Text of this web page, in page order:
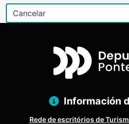
Información
Rede de escritórios de